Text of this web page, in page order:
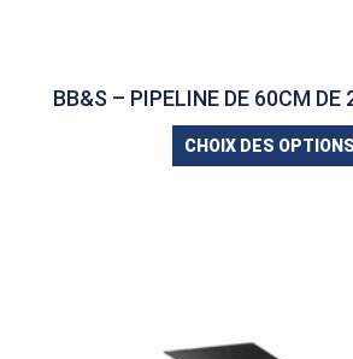
BB&S – PIPELINE DE 60CM DE
CHOIX DES OPTIONS